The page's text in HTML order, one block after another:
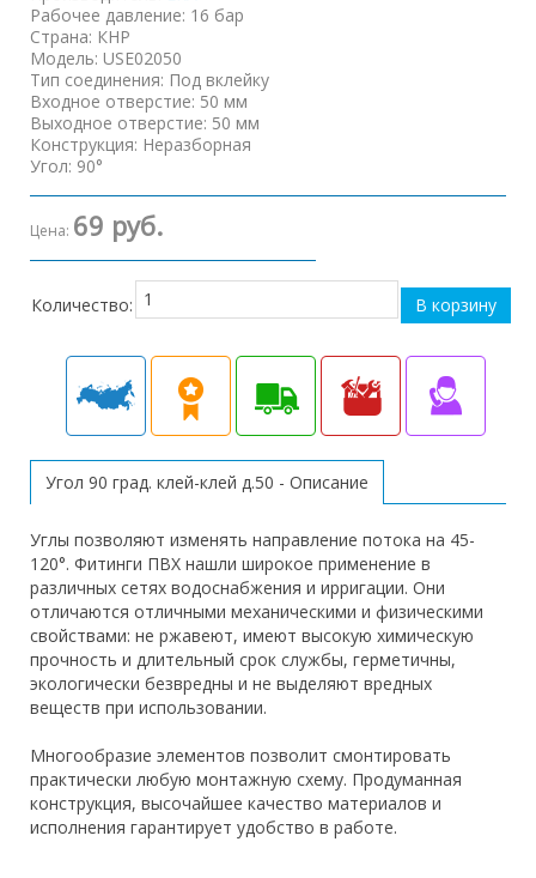
Рабочее давление: 16 бар
Страна: КНР
Модель: USE02050
Тип соединения: Под вклейку
Входное отверстие: 50 мм
Выходное отверстие: 50 мм
Конструкция: Неразборная
Угол: 90°
Цена: 69 руб.
Количество:
Угол 90 град. клей-клей д.50 - Описание
Углы позволяют изменять направление потока на 45-
120°. Фитинги ПВХ нашли широкое применение в
различных сетях водоснабжения и ирригации. Они
отличаются отличными механическими и физическими
свойствами: не ржавеют, имеют высокую химическую
прочность и длительный срок службы, герметичны,
экологически безвредны и не выделяют вредных
веществ при использовании.
Многообразие элементов позволит смонтировать
практически любую монтажную схему. Продуманная
конструкция, высочайшее качество материалов и
исполнения гарантирует удобство в работе.